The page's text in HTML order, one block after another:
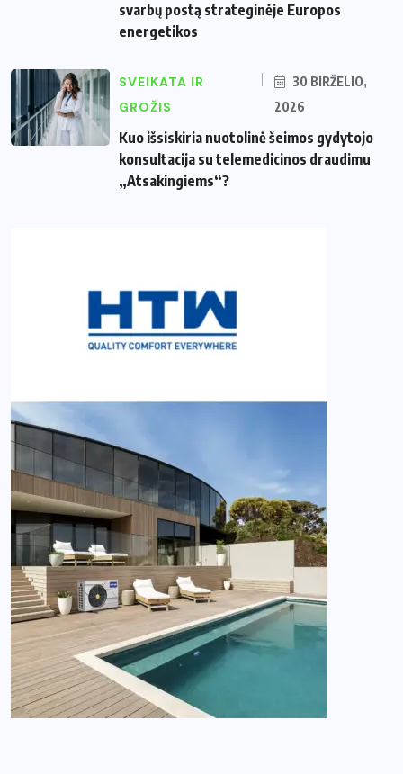
svarbų postą strateginėje Europos
energetikos
SVEIKATA IR
GROŽIS
30 BIRŽELIO,
2026
Kuo išsiskiria nuotolinė šeimos gydytojo
konsultacija su telemedicinos draudimu
„Atsakingiems“?